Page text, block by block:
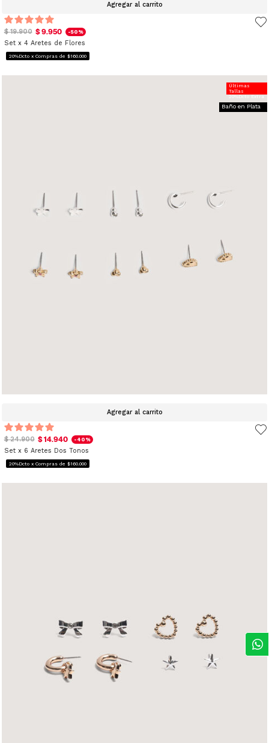
Agregar al carrito
$ 19.900 $ 9.950 -50%
Set x 4 Aretes de Flores
20%Dcto x Compras de $160.000
Agregar al carrito
Baño en Plata
Últimas
Tallas
20%Dcto Extra
$ 24.900 $ 14.940 -40%
Set x 6 Aretes Dos Tonos
20%Dcto x Compras de $160.000